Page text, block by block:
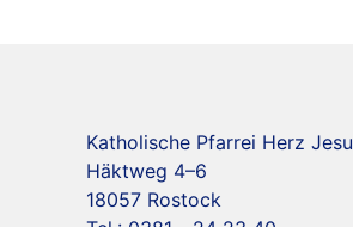
Katholische Pfarrei Herz Jesu
Häktweg 4–6
18057 Rostock